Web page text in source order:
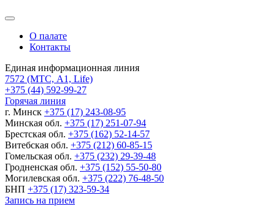
О палате
Контакты
Единая информационная линия
7572 (МТС, A1, Life)
+375 (44) 592-99-27
Горячая линия
г. Минск +375 (17) 243-08-95
Минская обл. +375 (17) 251-07-94
Брестская обл. +375 (162) 52-14-57
Витебская обл. +375 (212) 60-85-15
Гомельская обл. +375 (232) 29-39-48
Гродненская обл. +375 (152) 55-50-80
Могилевская обл. +375 (222) 76-48-50
БНП +375 (17) 323-59-34
Запись на прием